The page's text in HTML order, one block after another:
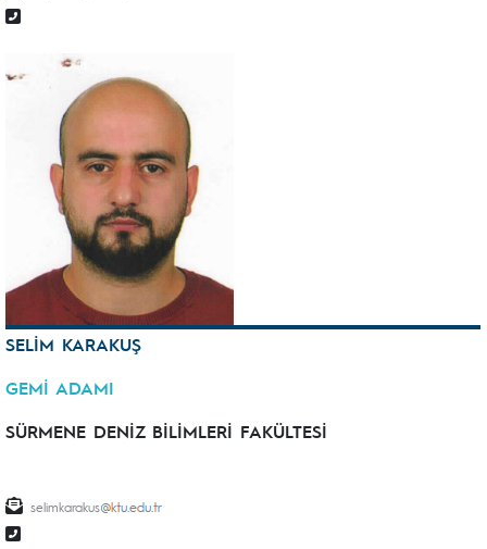
SELİM KARAKUŞ
GEMİ ADAMI
SÜRMENE DENİZ BİLİMLERİ FAKÜLTESİ
selimkarakus